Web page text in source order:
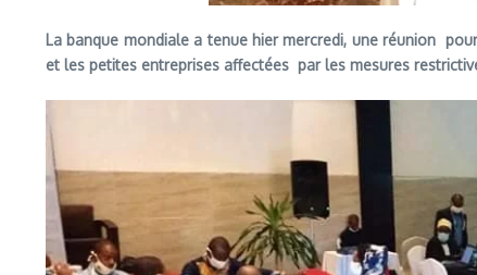
La banque mondiale a tenue hier mercredi, une réunion
et les petites entreprises affectées par les mesures